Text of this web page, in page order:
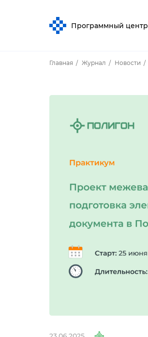
Программный центр
Главная Журнал Новости